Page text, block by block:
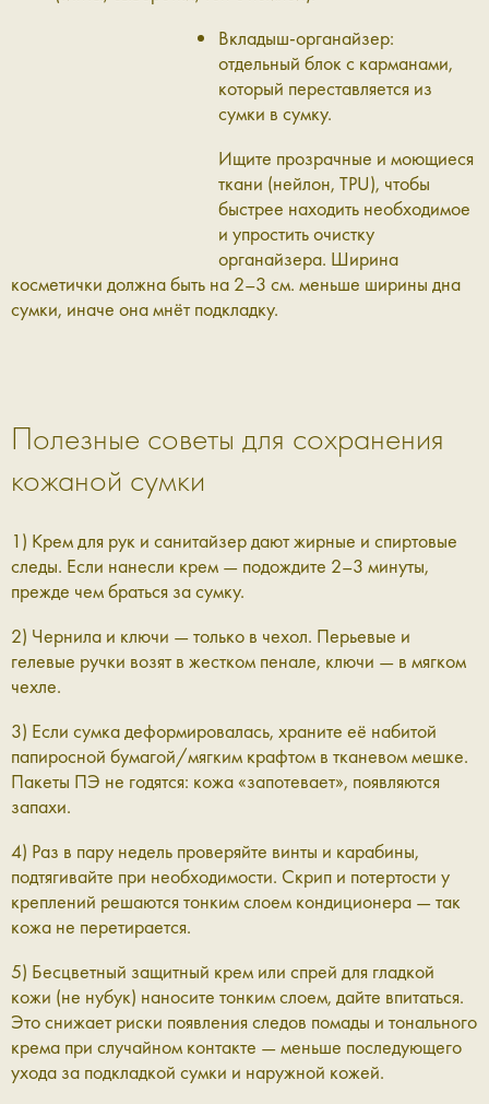
Вкладыш-органайзер:
отдельный блок с карманами,
который переставляется из
сумки в сумку.
Ищите прозрачные и моющиеся
ткани (нейлон, TPU), чтобы
быстрее находить необходимое
и упростить очистку
органайзера. Ширина
косметички должна быть на 2–3 см. меньше ширины дна
сумки, иначе она мнёт подкладку.
Полезные советы для сохранения
кожаной сумки
1) Крем для рук и санитайзер дают жирные и спиртовые
следы. Если нанесли крем — подождите 2–3 минуты,
прежде чем браться за сумку.
2) Чернила и ключи — только в чехол. Перьевые и
гелевые ручки возят в жестком пенале, ключи — в мягком
чехле.
3) Если сумка деформировалась, храните её набитой
папиросной бумагой/мягким крафтом в тканевом мешке.
Пакеты ПЭ не годятся: кожа «запотевает», появляются
запахи.
4) Раз в пару недель проверяйте винты и карабины,
подтягивайте при необходимости. Скрип и потертости у
креплений решаются тонким слоем кондиционера — так
кожа не перетирается.
5) Бесцветный защитный крем или спрей для гладкой
кожи (не нубук) наносите тонким слоем, дайте впитаться.
Это снижает риски появления следов помады и тонального
крема при случайном контакте — меньше последующего
ухода за подкладкой сумки и наружной кожей.